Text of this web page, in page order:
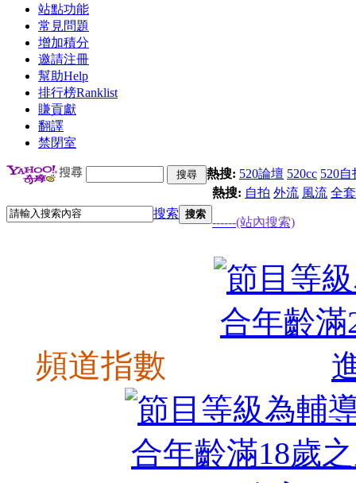
站點功能
常見問題
增加積分
邀請注冊
幫助Help
排行榜Ranklist
賺貢獻
翻譯
禁閉室
熱搜: 520論壇 520cc 520自
搜索 搜索
熱搜: 自拍 外流 風流 全套
------(站內搜索)
頻道指數